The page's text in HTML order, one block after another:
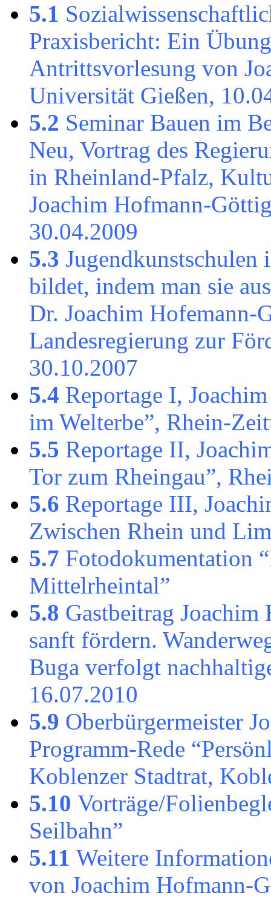
5.1
Praxisbericht: Ein
Antrittsvorlesung von
Universität Gießen,
5.2 Seminar Bauen im
Neu, Vortrag des
in Rheinland-Pfalz,
Joachim Hofmann-
30.04.2009
5.3
bildet, indem man sie
Dr. Joachim Hofemann-
Landesregierung zur
30.10.2007
5.4 Reportage I,
im Welterbe”, Rhein-
5.5 Reportage II,
Tor zum Rheingau”,
5.6 Reportage III,
Zwischen Rhein und
5.7 Fotodokumentation
Mittelrheintal”
5.8 Gastbeitrag
sanft fördern.
Buga verfolgt
16.07.2010
5.9 Oberbürgermeister
Programm-Rede
Koblenzer Stadtrat,
5.10 Vorträge/
Seilbahn”
5.11 Weitere
von Joachim Hofmann-